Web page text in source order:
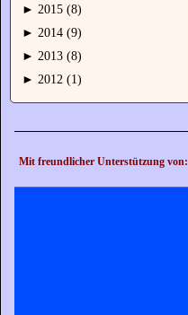
► 2015 (8)
► 2014 (9)
► 2013 (8)
► 2012 (1)
Mit freundlicher Unterstützung von: